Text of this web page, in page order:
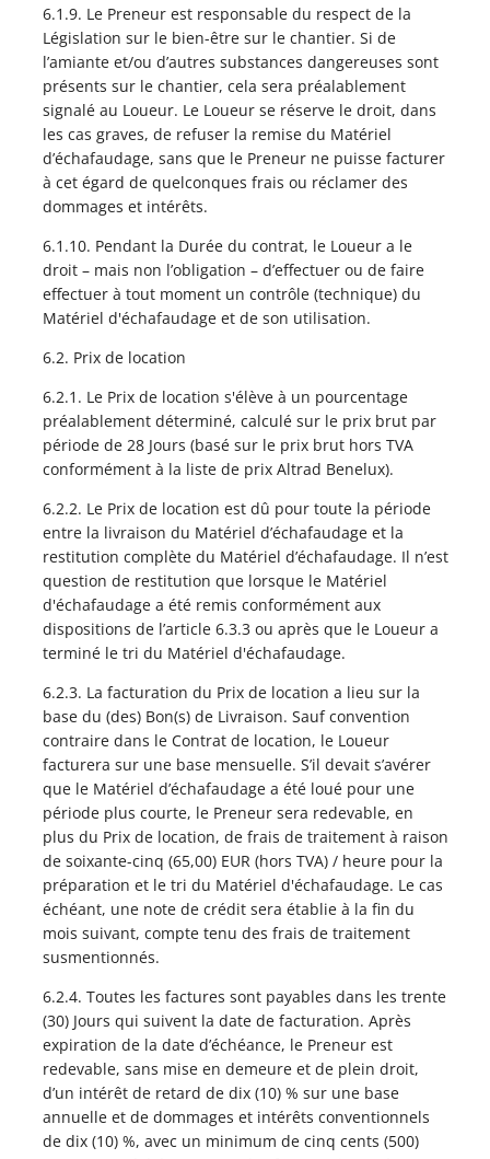
6.1.9. Le Preneur est responsable du respect de la
Législation sur le bien-être sur le chantier. Si de
l’amiante et/ou d’autres substances dangereuses sont
présents sur le chantier, cela sera préalablement
signalé au Loueur. Le Loueur se réserve le droit, dans
les cas graves, de refuser la remise du Matériel
d’échafaudage, sans que le Preneur ne puisse facturer
à cet égard de quelconques frais ou réclamer des
dommages et intérêts.
6.1.10. Pendant la Durée du contrat, le Loueur a le
droit – mais non l’obligation – d’effectuer ou de faire
effectuer à tout moment un contrôle (technique) du
Matériel d'échafaudage et de son utilisation.
6.2. Prix de location
6.2.1. Le Prix de location s'élève à un pourcentage
préalablement déterminé, calculé sur le prix brut par
période de 28 Jours (basé sur le prix brut hors TVA
conformément à la liste de prix Altrad Benelux).
6.2.2. Le Prix de location est dû pour toute la période
entre la livraison du Matériel d’échafaudage et la
restitution complète du Matériel d’échafaudage. Il n’est
question de restitution que lorsque le Matériel
d'échafaudage a été remis conformément aux
dispositions de l’article 6.3.3 ou après que le Loueur a
terminé le tri du Matériel d'échafaudage.
6.2.3. La facturation du Prix de location a lieu sur la
base du (des) Bon(s) de Livraison. Sauf convention
contraire dans le Contrat de location, le Loueur
facturera sur une base mensuelle. S’il devait s’avérer
que le Matériel d’échafaudage a été loué pour une
période plus courte, le Preneur sera redevable, en
plus du Prix de location, de frais de traitement à raison
de soixante-cinq (65,00) EUR (hors TVA) / heure pour la
préparation et le tri du Matériel d'échafaudage. Le cas
échéant, une note de crédit sera établie à la fin du
mois suivant, compte tenu des frais de traitement
susmentionnés.
6.2.4. Toutes les factures sont payables dans les trente
(30) Jours qui suivent la date de facturation. Après
expiration de la date d’échéance, le Preneur est
redevable, sans mise en demeure et de plein droit,
d’un intérêt de retard de dix (10) % sur une base
annuelle et de dommages et intérêts conventionnels
de dix (10) %, avec un minimum de cinq cents (500)